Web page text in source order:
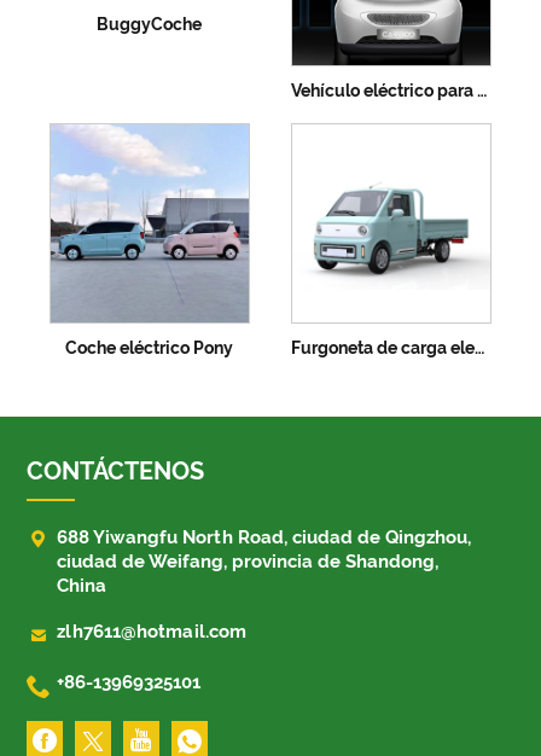
BuggyCoche
Vehículo eléctrico para discapacitados
Coche eléctrico Pony Furgoneta de carga electrica
CONTÁCTENOS
 688 Yiwangfu North Road, ciudad de Qingzhou,
ciudad de Weifang, provincia de Shandong,
China
 zlh7611@hotmail.com
 +86-13969325101